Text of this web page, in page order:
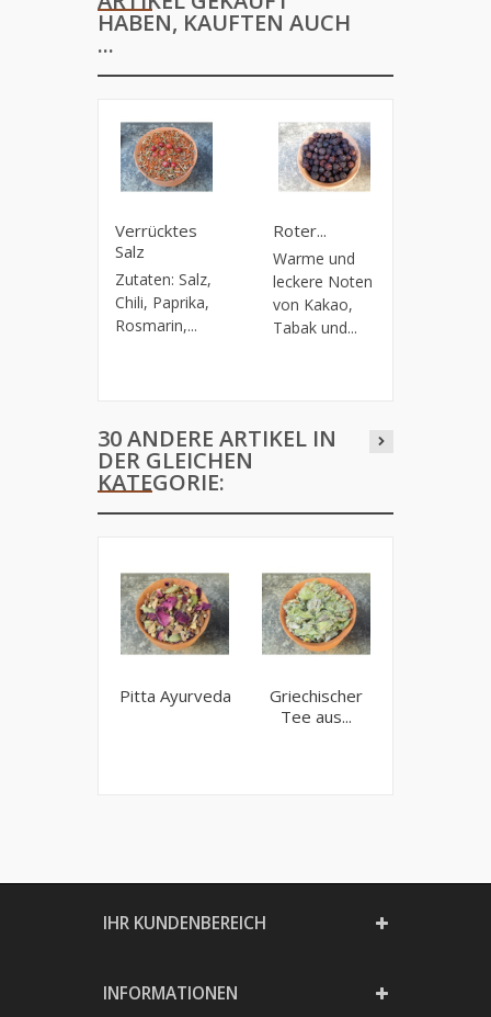
HABEN, KAUFTEN AUCH
...
Verrücktes
Salz
Zutaten: Salz,
Chili, Paprika,
Rosmarin,...
Roter...
Warme und
leckere Noten
von Kakao,
Tabak und...
30 ANDERE ARTIKEL IN
DER GLEICHEN
KATEGORIE:
Pitta Ayurveda
Griechischer
Tee aus...
IHR KUNDENBEREICH
INFORMATIONEN